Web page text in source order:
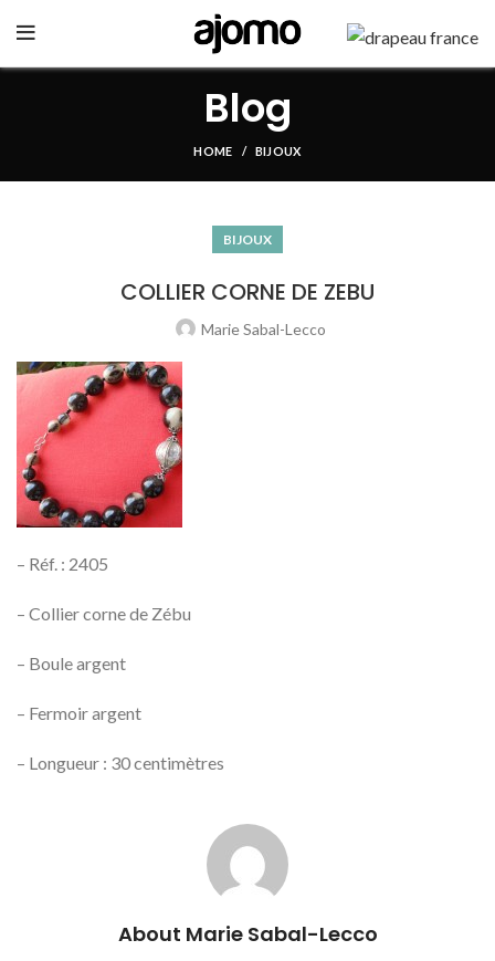
GO
Blog
HOME BIJOUX
BIJOUX
COLLIER CORNE DE ZEBU
Marie Sabal-Lecco
– Réf. : 2405
– Collier corne de Zébu
– Boule argent
– Fermoir argent
– Longueur : 30 centimètres
About Marie Sabal-Lecco